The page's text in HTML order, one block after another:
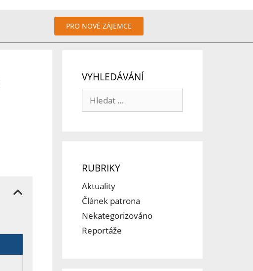
PRO NOVÉ ZÁJEMCE
VYHLEDÁVÁNÍ
RUBRIKY
Aktuality
Článek patrona
Nekategorizováno
Reportáže